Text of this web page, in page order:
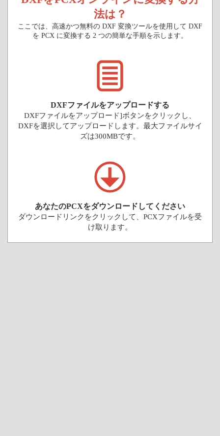
法は？
ここでは、高速かつ無料の DXF 変換ツールを使用して DXF
を PCX に変換する 2 つの簡単な手順を示します。
DXFファイルをアップロードする
DXFファイルをアップロード]ボタンをクリックし、
DXFを選択してアップロードします。最大ファイルサイ
ズは300MBです。
あなたのPCXをダウンロードしてください
ダウンロードリンクをクリックして、PCXファイルを受
け取ります。